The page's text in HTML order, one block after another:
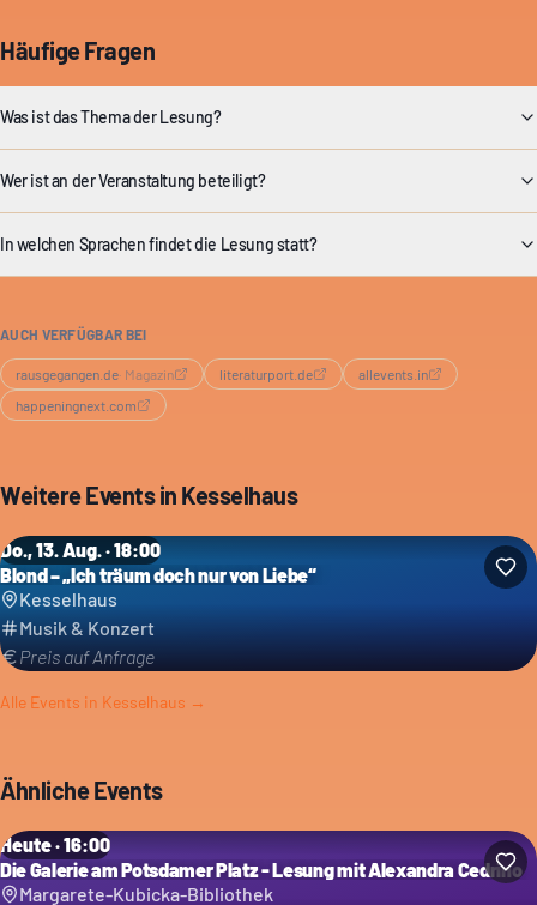
Häufige Fragen
Was ist das Thema der Lesung?
Wer ist an der Veranstaltung beteiligt?
In welchen Sprachen findet die Lesung statt?
AUCH VERFÜGBAR BEI
rausgegangen.de· Magazin literaturport.de
allevents.in
happeningnext.com
Weitere Events in Kesselhaus
Do., 13. Aug. · 18:00
Blond – „Ich träum doch nur von Liebe“
Kesselhaus
Musik & Konzert
Preis auf Anfrage
Alle Events in Kesselhaus →
Ähnliche Events
Heute · 16:00
Die Galerie am Potsdamer Platz - Lesung mit Alexandra Cedrino
Margarete-Kubicka-Bibliothek